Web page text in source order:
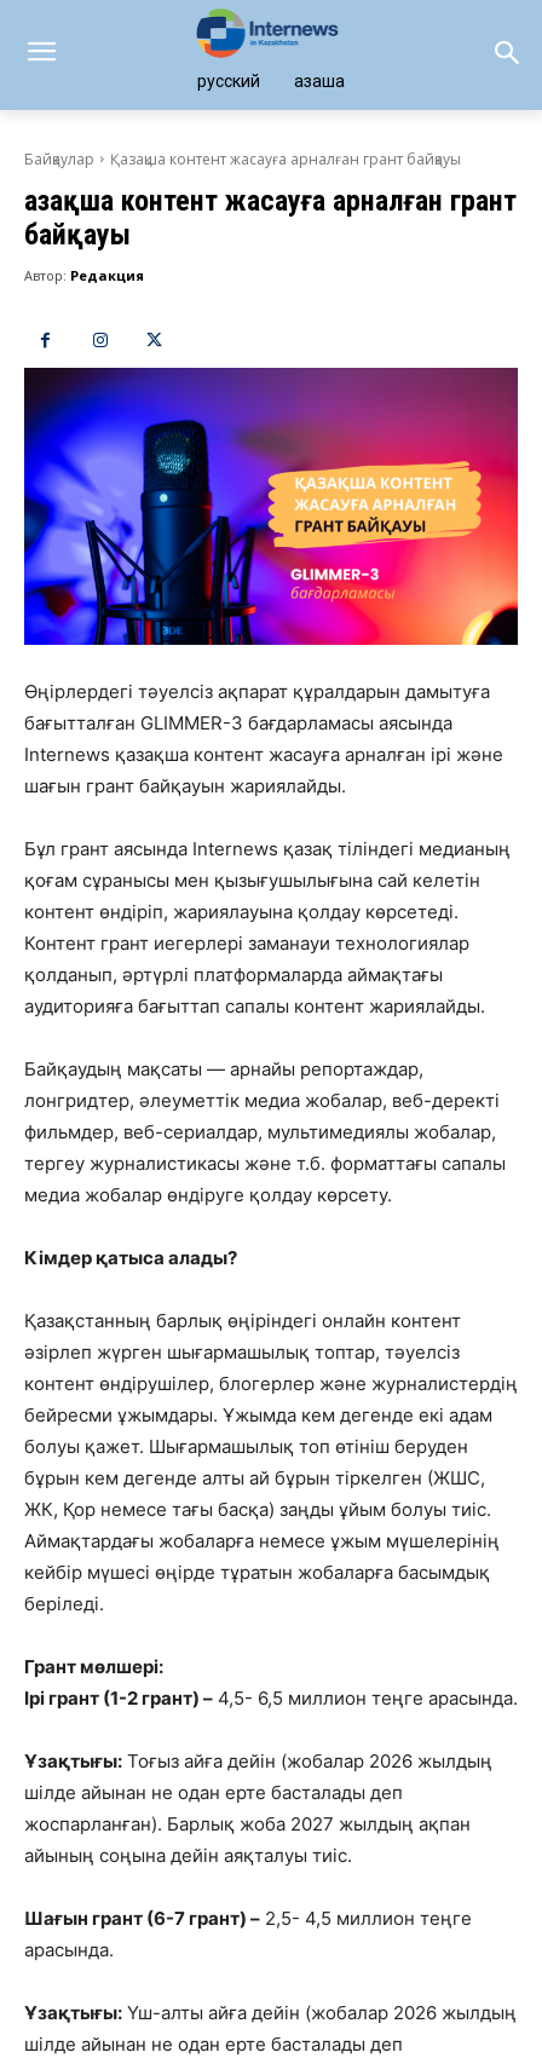
русский қазақша
Байқаулар Қазақша контент жасауға арналған грант байқауы
Қазақша контент жасауға арналған грант
байқауы
Автор: Редакция
Өңірлердегі тәуелсіз ақпарат құралдарын дамытуға
бағытталған GLIMMER-3 бағдарламасы аясында
Internews қазақша контент жасауға арналған ірі және
шағын грант байқауын жариялайды.
Бұл грант аясында Internews қазақ тіліндегі медианың
қоғам сұранысы мен қызығушылығына сай келетін
контент өндіріп, жариялауына қолдау көрсетеді.
Контент грант иегерлері заманауи технологиялар
қолданып, әртүрлі платформаларда аймақтағы
аудиторияға бағыттап сапалы контент жариялайды.
Байқаудың мақсаты — арнайы репортаждар,
лонгридтер, әлеуметтік медиа жобалар, веб-деректі
фильмдер, веб-сериалдар, мультимедиялы жобалар,
тергеу журналистикасы және т.б. форматтағы сапалы
медиа жобалар өндіруге қолдау көрсету.
Кімдер қатыса алады?
Қазақстанның барлық өңіріндегі онлайн контент
әзірлеп жүрген шығармашылық топтар, тәуелсіз
контент өндірушілер, блогерлер және журналистердің
бейресми ұжымдары. Ұжымда кем дегенде екі адам
болуы қажет. Шығармашылық топ өтініш беруден
бұрын кем дегенде алты ай бұрын тіркелген (ЖШС,
ЖК, Қор немесе тағы басқа) заңды ұйым болуы тиіс.
Аймақтардағы жобаларға немесе ұжым мүшелерінің
кейбір мүшесі өңірде тұратын жобаларға басымдық
беріледі.
Грант мөлшері:
Ірігрант (1-2грант) – 4,5- 6,5 миллион теңге арасында.
Ұзақтығы: Тоғыз айға дейін (жобалар 2026 жылдың
шілде айынан не одан ерте басталады деп
жоспарланған). Барлық жоба 2027 жылдың ақпан
айының соңына дейін аяқталуы тиіс.
Шағын грант (6-7грант) – 2,5- 4,5 миллион теңге
арасында.
Ұзақтығы: Үш-алты айға дейін (жобалар 2026 жылдың
шілде айынан не одан ерте басталады деп